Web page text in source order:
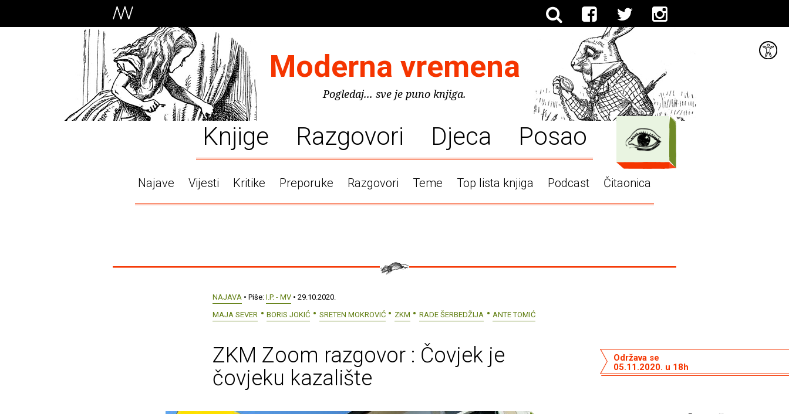
Moderna vremena
Pogledaj... sve je puno knjiga.
Knjige Razgovori Djeca Posao
Najave Vijesti Kritike Preporuke Razgovori Teme Top lista knjiga Podcast Čitaonica
NAJAVA • Piše: I.P. - MV • 29.10.2020.
MAJA SEVER
BORIS JOKIĆ SRETEN MOKROVIĆ ZKM RADE ŠERBEDŽIJA ANTE TOMIĆ
ZKM Zoom razgovor : Čovjek je
čovjeku kazalište
Održava se
05.11.2020. u 18h